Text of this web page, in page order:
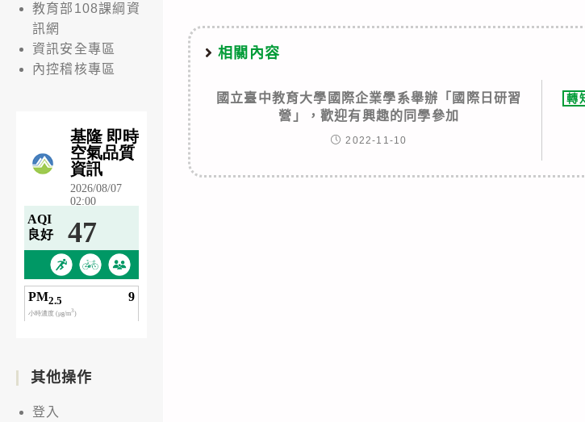
相關內容
國立臺中教育大學國際企業學系舉辦「國際日研習
營」，歡迎有興趣的同學參加
2022-11-10
轉
教育部108課綱資
訊網
資訊安全專區
內控稽核專區
其他操作
登入